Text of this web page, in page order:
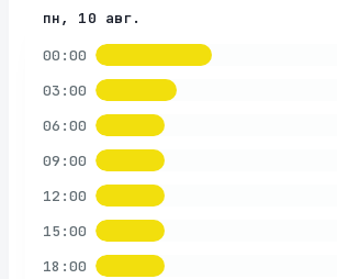
пн, 10 авг.
00:00
03:00
06:00
09:00
12:00
15:00
18:00